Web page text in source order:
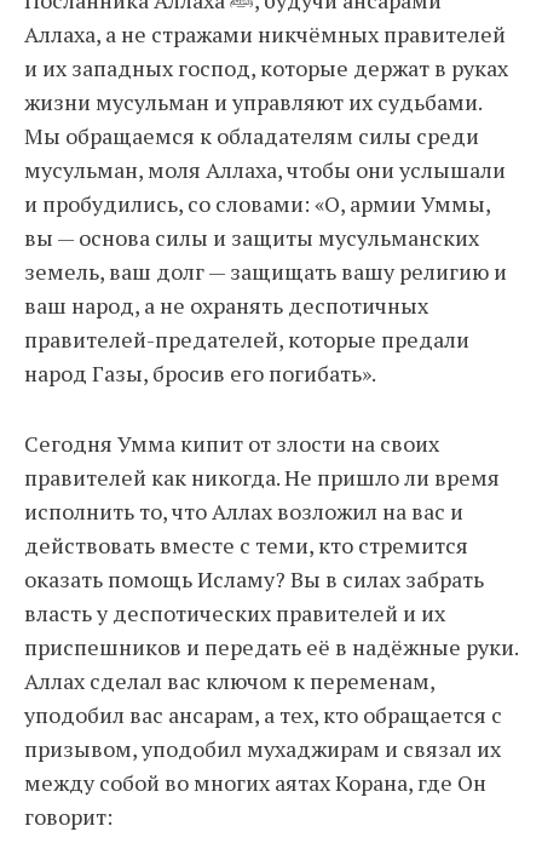
Аллаха, а не стражами никчёмных правителей
и их западных господ, которые держат в руках
жизни мусульман и управляют их судьбами.
Мы обращаемся к обладателям силы среди
мусульман, моля Аллаха, чтобы они услышали
и пробудились, со словами: «О, армии Уммы,
вы — основа силы и защиты мусульманских
земель, ваш долг — защищать вашу религию и
ваш народ, а не охранять деспотичных
правителей-предателей, которые предали
народ Газы, бросив его погибать».
Сегодня Умма кипит от злости на своих
правителей как никогда. Не пришло ли время
исполнить то, что Аллах возложил на вас и
действовать вместе с теми, кто стремится
оказать помощь Исламу? Вы в силах забрать
власть у деспотических правителей и их
приспешников и передать её в надёжные руки.
Аллах сделал вас ключом к переменам,
уподобил вас ансарам, а тех, кто обращается с
призывом, уподобил мухаджирам и связал их
между собой во многих аятах Корана, где Он
говорит: